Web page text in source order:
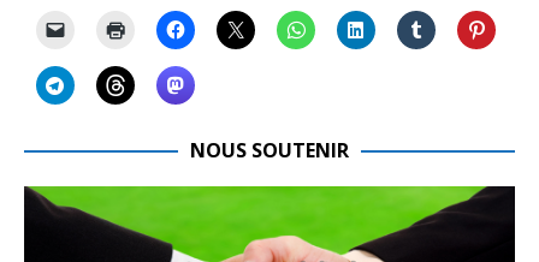
NOUS SOUTENIR